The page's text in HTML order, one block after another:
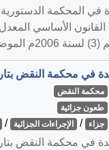
تف...
محكمة النقض
طعون جزائية
جزاء / الإجراءات الجزائية /